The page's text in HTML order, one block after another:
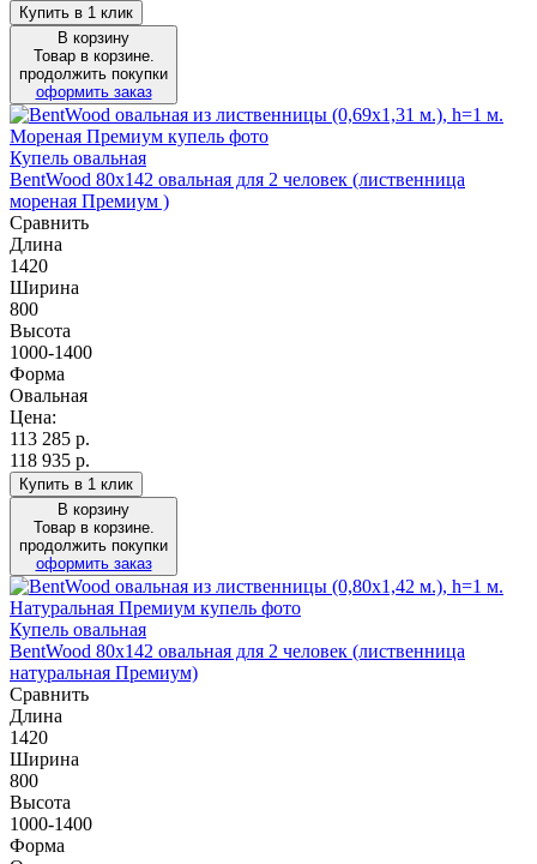
Купить в 1 клик
В корзину
Товар в корзине.
продолжить покупки
оформить заказ
Купель овальная
BentWood 80х142 овальная для 2 человек (лиственница
мореная Премиум )
Сравнить
Длина
1420
Ширина
800
Высота
1000-1400
Форма
Овальная
Цена:
113 285 р.
118 935 р.
Купить в 1 клик
В корзину
Товар в корзине.
продолжить покупки
оформить заказ
Купель овальная
BentWood 80х142 овальная для 2 человек (лиственница
натуральная Премиум)
Сравнить
Длина
1420
Ширина
800
Высота
1000-1400
Форма